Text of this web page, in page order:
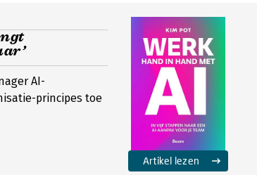
AI-
principes toe
Artikel lezen